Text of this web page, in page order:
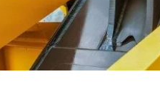
посадочный диаметр
- 32мм